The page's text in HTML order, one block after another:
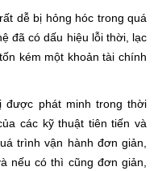
dễ bị hỏng hóc trong quá
đã có dấu hiệu lỗi thời, lạc
kém một khoản tài chính
được phát minh trong thời
các kỹ thuật tiên tiến và
trình vận hành đơn giản,
nếu có thì cũng đơn giản,